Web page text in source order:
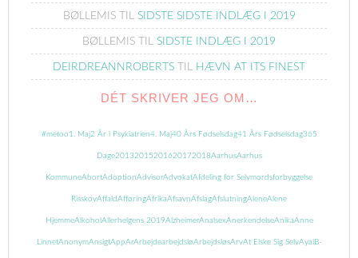
BØLLEMISTIL SIDSTE SIDSTE INDLÆG I 2019
BØLLEMIS TIL SIDSTE INDLÆG I 2019
DEIRDREANNROBERTS TIL HÆVN AT ITS FINEST
DÉT SKRIVER JEG OM…
#metoo 1. Maj2 År i Psykiatrien4. Maj40 Års Fødselsdag41 Års Fødselsdag365
Dage20132015201620172018AarhusAarhus
KommuneAbortAdoptionAdvisorAdvokatAfdeling for Selvmordsforbyggelse
RisskovAffald AfføringAfrikaAfsavnAfslagAfslutningAleneAlene
HjemmeAlkohol Allerhelgens 2019AlzheimerAnalsexAnerkendelseAnikaAnne
LinnetAnonymAnsigtAppArArbejdearbejdsløArbejdsløsArvAt Elske Sig SelvAyal B-